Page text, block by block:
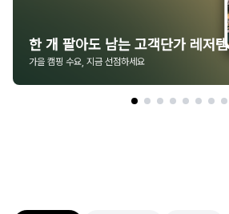
한 개 팔아도 남는 고객단가 레저템
가을 캠핑 수요, 지금 선점하세요